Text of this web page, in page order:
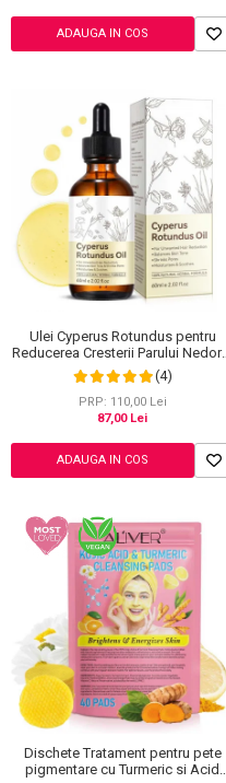
ADAUGA IN COS
Ulei Cyperus Rotundus pentru
Reducerea Cresterii Parului Nedorit,
100% Formula Naturala, NOVA
KISS®, 60 ml
(4)
PRP: 110,00 Lei
87,00 Lei
ADAUGA IN COS
Dischete Tratament pentru pete
pigmentare cu Turmeric si Acid